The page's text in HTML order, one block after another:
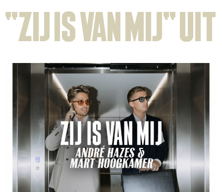
“Zij is van mij” uit